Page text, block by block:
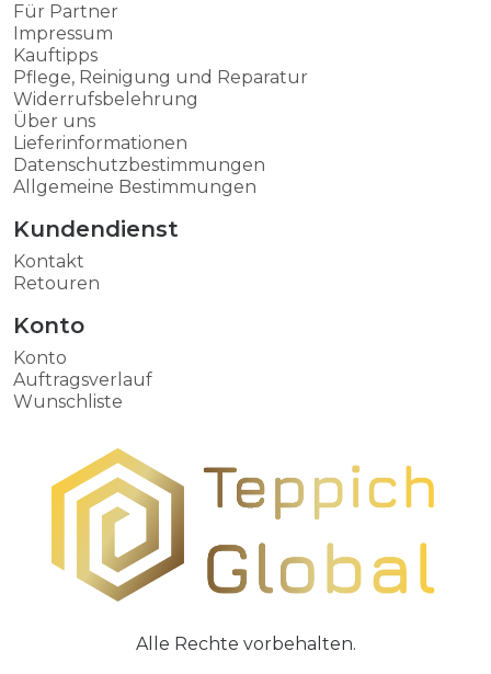
Für Partner
Impressum
Kauftipps
Pflege, Reinigung und Reparatur
Widerrufsbelehrung
Über uns
Lieferinformationen
Datenschutzbestimmungen
Allgemeine Bestimmungen
Kundendienst
Kontakt
Retouren
Konto
Konto
Auftragsverlauf
Wunschliste
Alle Rechte vorbehalten.